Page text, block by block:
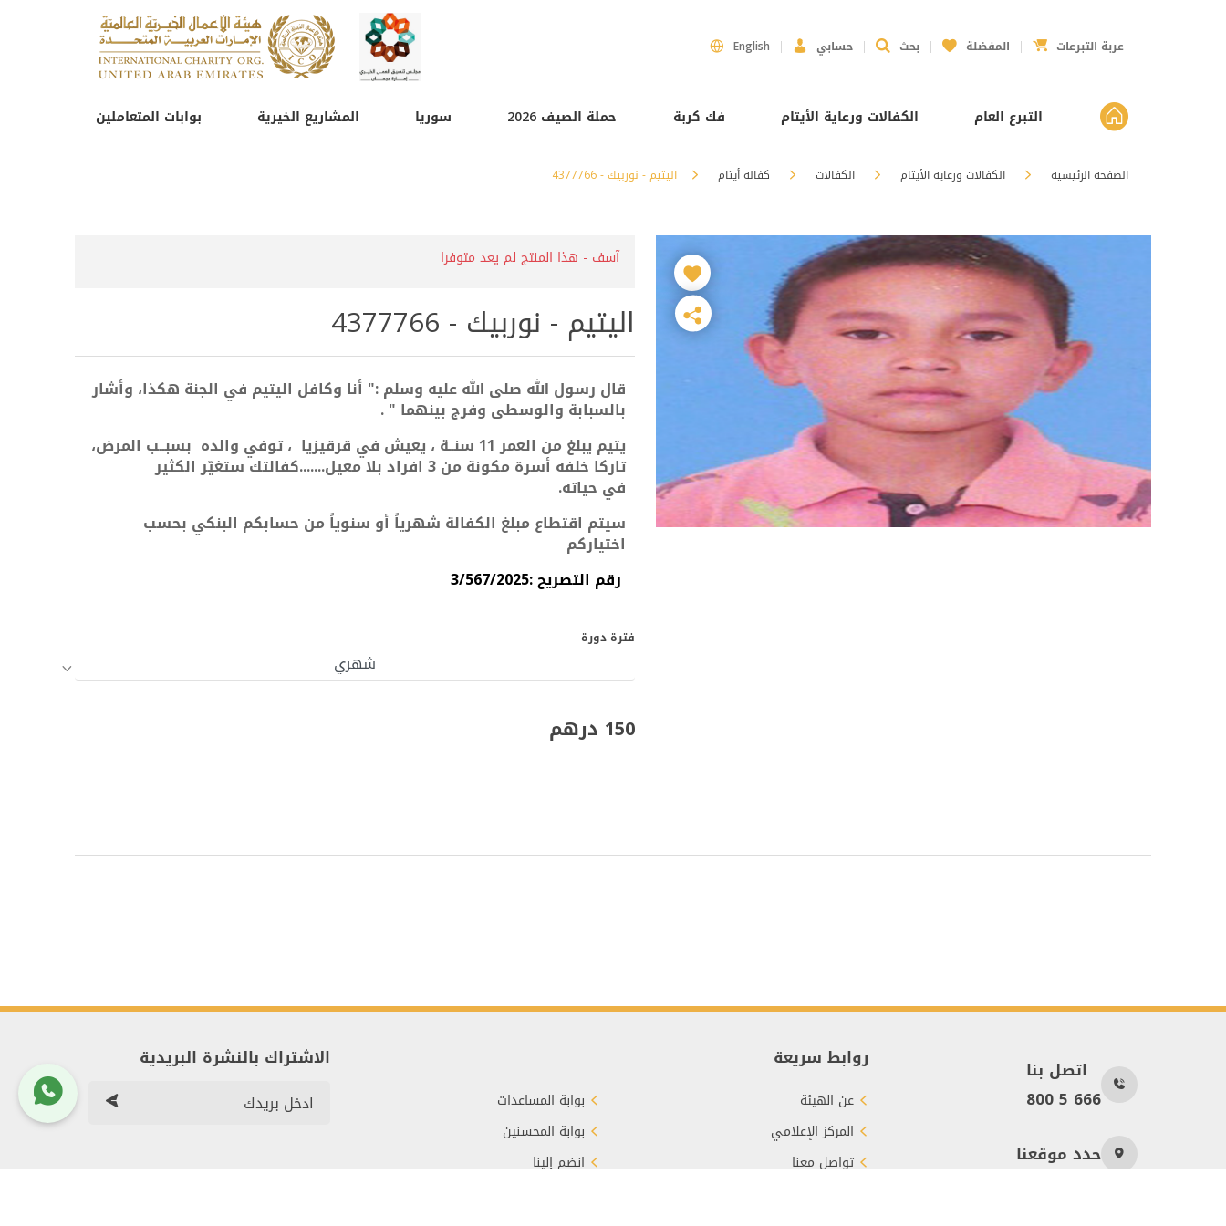
English حسابي بحث المفضلة عربة التبرعات
التبرع العام الكفالات ورعاية الأيتام فك كربة حملة الصيف 2026 سوريا المشاريع الخيرية
الصفحة الرئيسية الكفالات ورعاية الأيتام الكفالات كفالة أيتام اليتيم - نوربيك - 4377766
آسف - هذا المنتج لم يعد متوفرا
اليتيم - نوربيك - 4377766
قال رسول الله صلى الله عليه وسلم :" أنا وكافل اليتيم في الجنة هكذا، وأشار
بالسبابة والوسطى وفرج بينهما " .
يتيم يبلغ من العمر 11 سنــة ، يعيش في قرقيزيا ، توفي والده بسبــب المرض،
تاركا خلفه أسرة مكونة من 3 افراد بلا معيل....... كفالتك ستغيّر الكثير
في حياته.
سيتم اقتطاع مبلغ الكفالة شهرياً أو سنوياً من حسابكم البنكي بحسب
اختياركم
رقم التصريح :3/567/2025
فترة دورة
150 درهم
اتصل بنا
800 5 666
حدد موقعنا
روابط سريعة
عن الهيئة
المركز الإعلامي
تواصل معنا
بوابة المساعدات
بوابة المحسنين
انضم إلينا
الاشتراك بالنشرة البريدية